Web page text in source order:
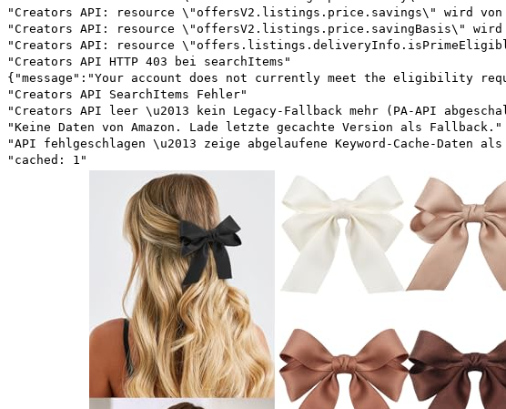
"Creators API: resource \"offersV2.listings.price.savings\" wird von
"Creators API: resource \"offersV2.listings.price.savingBasis\" wird
"Creators API: resource
"Creators API HTTP 403 bei searchItems"
{"message":"Your account does not currently meet the eligibility
"Creators API SearchItems Fehler"
"Creators API leer \u2013 kein Legacy-Fallback mehr (PA-API
"Keine Daten von Amazon. Lade letzte gecachte Version als Fallback."
"API fehlgeschlagen \u2013 zeige abgelaufene Keyword-Cache-Daten
"cached: 1"